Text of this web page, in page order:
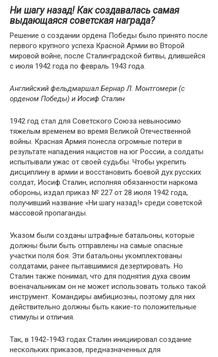
Ни шагу назад! Как создавалась самая
выдающаяся советская награда?
Решение о создании ордена Победы было принято после
первого крупного успеха Красной Армии во Второй
мировой войне, после Сталинградской битвы, длившейся
с июля 1942 года по февраль 1943 года.
Английский фельдмаршал Бернар Л. Монтгомери (с
орденом Победы) и Иосиф Сталин
1942 год стал для Советского Союза невыносимо
тяжелым временем во время Великой Отечественной
войны. Красная Армия понесла огромные потери в
результате нападения нацистов на юг России, а солдаты
испытывали ужас от своей судьбы. Чтобы укрепить
дисциплину в армии и восстановить боевой дух русских
солдат, Иосиф Сталин, исполняя обязанности наркома
обороны, издал приказ № 227 от 28 июля 1942 года,
получивший название «Ни шагу назад!» среди советской
массовой пропаганды.
Указом были созданы штрафные батальоны, которые
должны были быть отправлены на самые опасные
участки поля боя. Эти батальоны укомплектованы
солдатами, ранее пытавшимися дезертировать. Но
Сталин также понимал, что для поднятия духа своим
военачальникам он не может использовать только такой
инструмент. Командиры амбициозны, поэтому для них
действительно должны быть какие-то положительные
стимулы и отличия.
Так, в 1942-1943 годах Сталин инициировал создание
нескольких приказов, предназначенных для